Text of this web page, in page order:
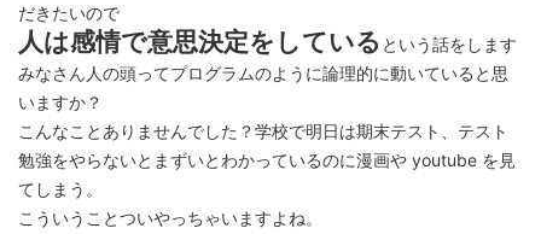
だきたいので
人は感情で意思決定をしている という話をします
みなさん人の頭ってプログラムのように論理的に動いていると思
いますか？
こんなことありませんでした？学校で明日は期末テスト、テスト
勉強をやらないとまずいとわかっているのに漫画や youtube を見
てしまう。
こういうことついやっちゃいますよね。